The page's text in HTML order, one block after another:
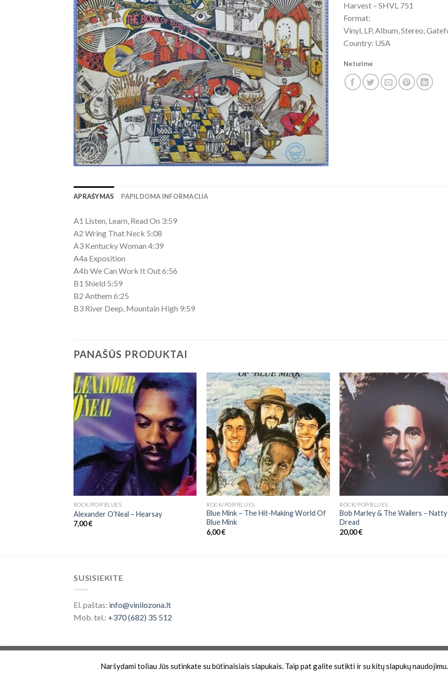
Harvest – SHVL 751
Format:
Vinyl, LP, Album, Stereo,
Country: USA
Neturime
APRAŠYMAS PAPILDOMA INFORMACIJA
A1 Listen, Learn, Read On 3:59
A2 Wring That Neck 5:08
A3 Kentucky Woman 4:39
A4a Exposition
A4b We Can Work It Out 6:56
B1 Shield 5:59
B2 Anthem 6:25
B3 River Deep, Mountain High 9:59
PANAŠŪS PRODUKTAI
ROCK/POP/BLUES
Alexander O’Neal – Hearsay
7,00€
ROCK/POP/BLUES
Blue Mink – The Hit-Making World Of
Blue Mink
6,00€
ROCK/POP/BLUES
Bob Marley & The Wailers ‎– Natty
Dread
20,00€
SUSISIEKITE
El. paštas: info@vinilozona.lt
Mob. tel.: +370 (682) 35 512
Naršydami toliau Jūs sutinkate su būtinaisiais slapukais. Taip pat galite sutikti ir su kitų slapukų